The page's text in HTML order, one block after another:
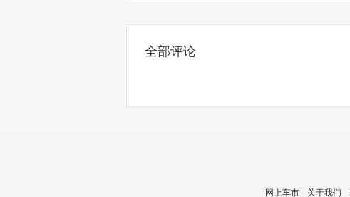
全部评论
网上车市 关于我们